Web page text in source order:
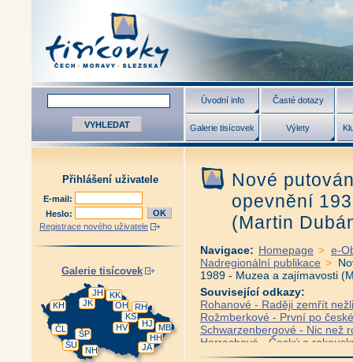
Úvodní info Časté dotazy
Galerie tisícovek Výlety
Přihlášení uživatele
E-mail:
Heslo:
Registrace nového uživatele
Galerie tisícovek
JA
HH
MB
HJ
HV
NH
KS
RH
ŠP
ŠU
OH
JK
KK
ČL
JH
KH
Nové
opevnění
(Martin
Navigace: Homepage > e-
Nadregionální publikace >
1989 - Muzea a zajímavosti
Související odkazy:
Rohanové - Raději zemřít
Rožmberkové - První po
Schwarzenbergové - Nic než
Harrachové - Český a
Czerninové - Nezahyneš ani